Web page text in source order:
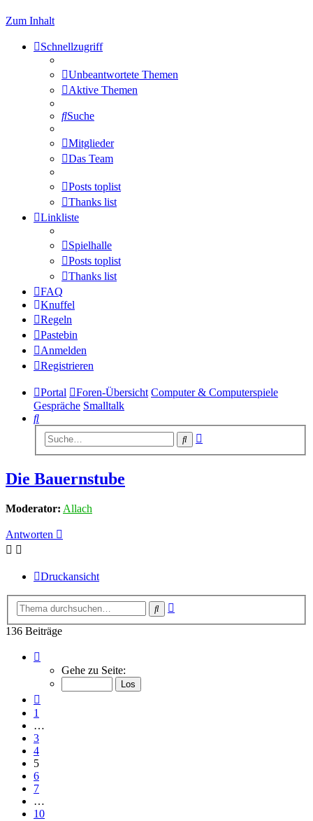
Zum Inhalt
Schnellzugriff
Unbeantwortete Themen
Aktive Themen
Suche
Mitglieder
Das Team
Posts toplist
Thanks list
Linkliste
Spielhalle
Posts toplist
Thanks list
FAQ
Knuffel
Regeln
Pastebin
Anmelden
Registrieren
Portal Foren-Übersicht Computer & Computerspiele
Gespräche Smalltalk
Suche
Suche
Die Bauernstube
Moderator: Allach
Antworten
Druckansicht
Suche
136 Beiträge
von
Gehe zu Seite:
1
…
3
4
5
6
7
…
10